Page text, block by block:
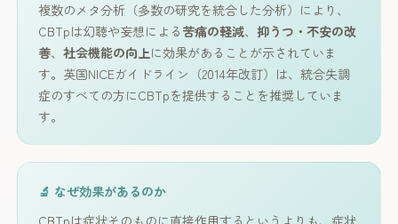
複数のメタ分析（多数の研究を統合した分析）により、
CBTpは幻聴や妄想による 苦痛の軽減、 抑うつ・不安の改
善、 社会機能の向上に効果があることが示されていま
す。英国NICEガイドライン（2014年改訂）は、統合失調
症のすべての方にCBTpを提供することを推奨していま
す。
🔬 なぜ効果があるのか
CBTpは症状そのものに直接作用するというよりも、症状